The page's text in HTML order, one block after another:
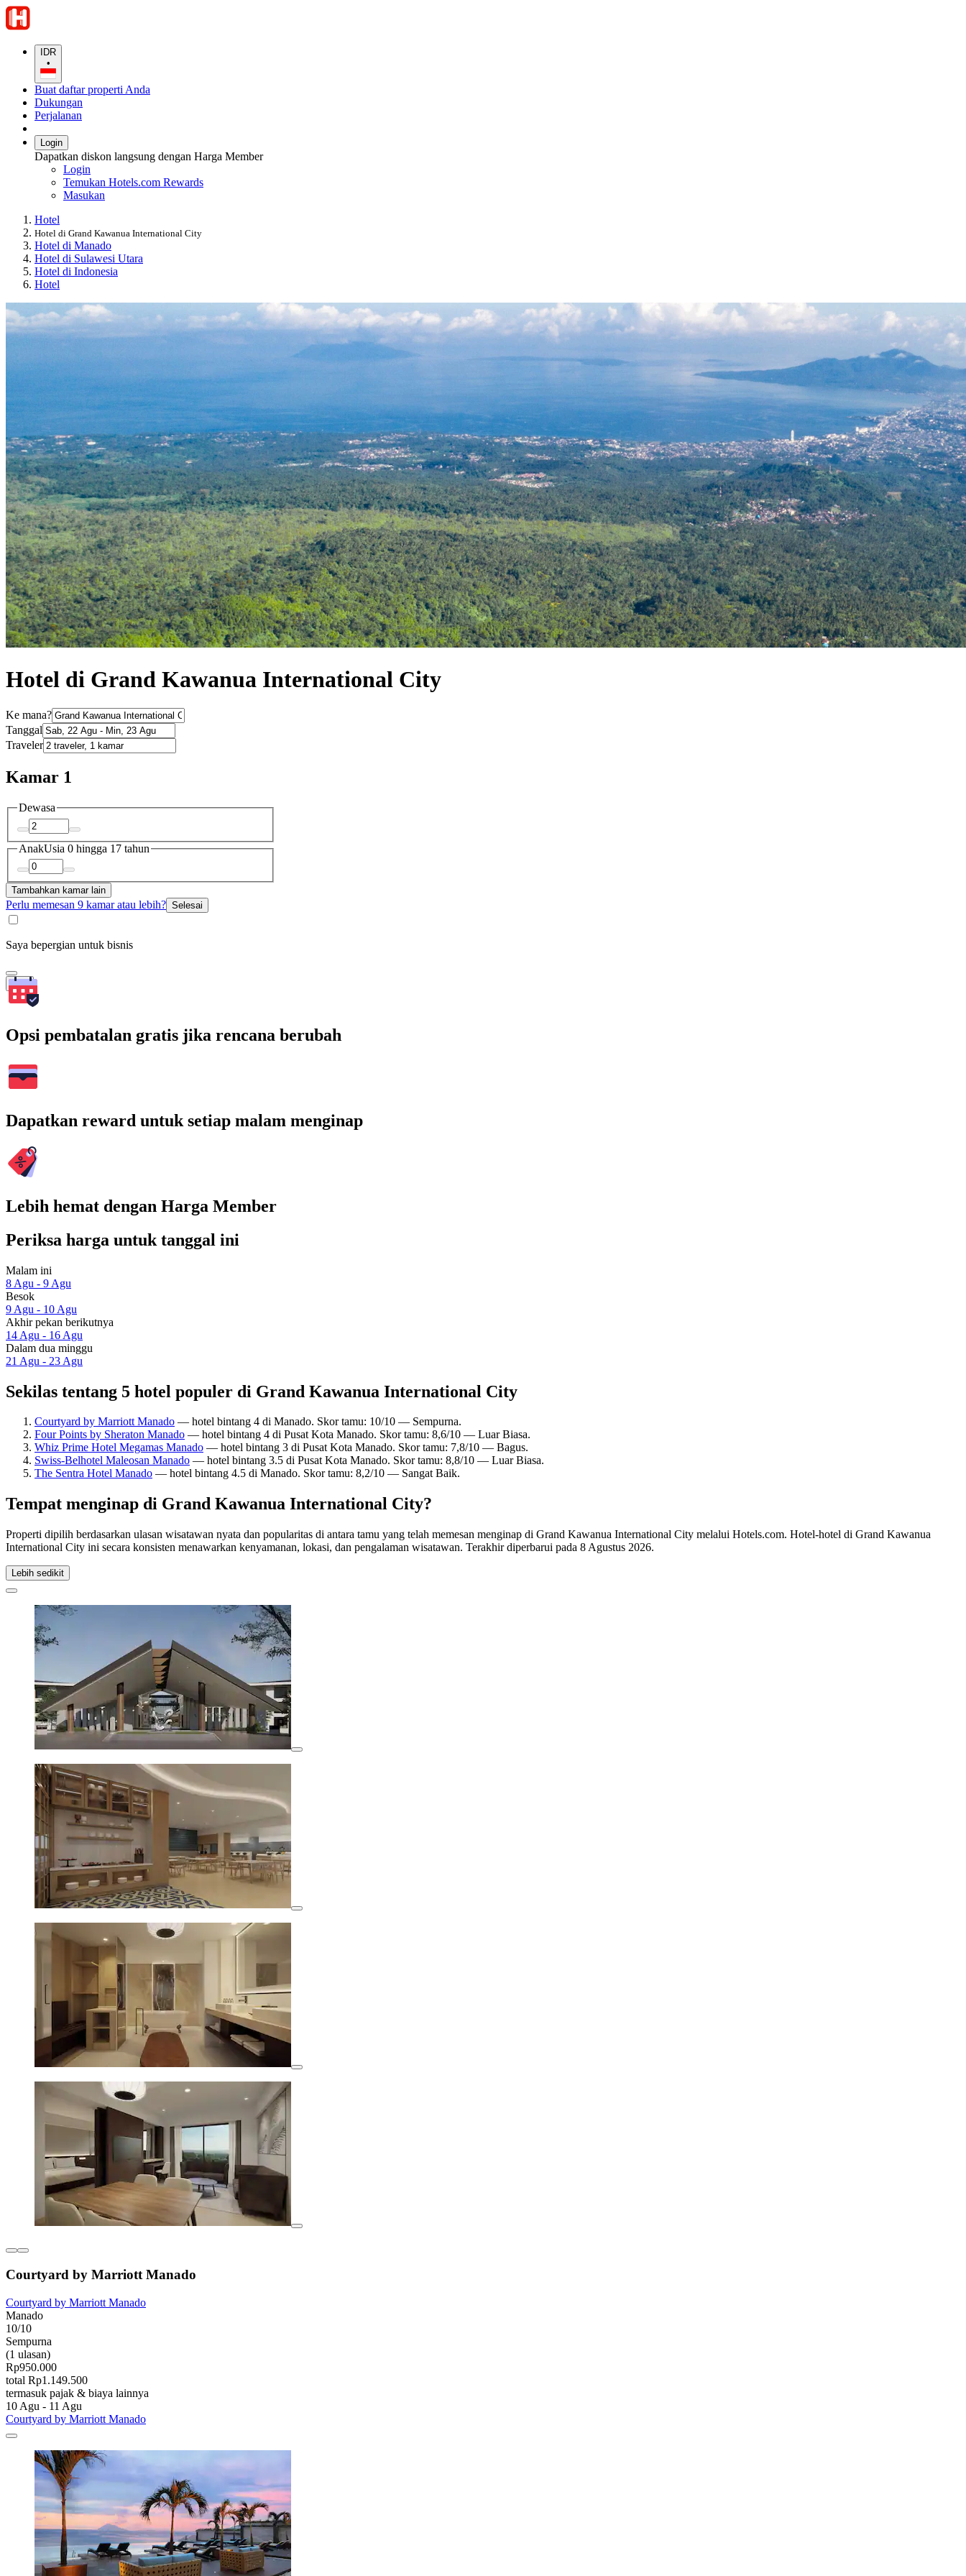
IDR
•
Buat daftar properti Anda
Dukungan
Perjalanan
Login
Dapatkan diskon langsung dengan Harga Member
Login
Temukan Hotels.com Rewards
Masukan
Hotel
Hotel di Grand Kawanua International City
Hotel di Manado
Hotel di Sulawesi Utara
Hotel di Indonesia
Hotel
Hotel di Grand Kawanua International City
Ke mana?
Tanggal
Traveler
Kamar 1
Dewasa
AnakUsia 0 hingga 17 tahun
Tambahkan kamar lain
Perlu memesan 9 kamar atau lebih? Selesai
Saya bepergian untuk bisnis
Cari
Opsi pembatalan gratis jika rencana berubah
Dapatkan reward untuk setiap malam menginap
Lebih hemat dengan Harga Member
Periksa harga untuk tanggal ini
Malam ini
8 Agu - 9 Agu
Besok
9 Agu - 10 Agu
Akhir pekan berikutnya
14 Agu - 16 Agu
Dalam dua minggu
21 Agu - 23 Agu
Sekilas tentang 5 hotel populer di Grand Kawanua International City
Courtyard by Marriott Manado — hotel bintang 4 di Manado. Skor tamu: 10/10 — Sempurna.
Four Points by Sheraton Manado — hotel bintang 4 di Pusat Kota Manado. Skor tamu: 8,6/10 — Luar Biasa.
Whiz Prime Hotel Megamas Manado — hotel bintang 3 di Pusat Kota Manado. Skor tamu: 7,8/10 — Bagus.
Swiss-Belhotel Maleosan Manado — hotel bintang 3.5 di Pusat Kota Manado. Skor tamu: 8,8/10 — Luar Biasa.
The Sentra Hotel Manado — hotel bintang 4.5 di Manado. Skor tamu: 8,2/10 — Sangat Baik.
Tempat menginap di Grand Kawanua International City?
Properti dipilih berdasarkan ulasan wisatawan nyata dan popularitas di antara tamu yang telah memesan menginap di Grand Kawanua International City melalui Hotels.com. Hotel-hotel di Grand Kawanua
International City ini secara konsisten menawarkan kenyamanan, lokasi, dan pengalaman wisatawan. Terakhir diperbarui pada 8 Agustus 2026.
Lebih sedikit
Courtyard by Marriott Manado
Courtyard by Marriott Manado
Manado
10/10
Sempurna
(1 ulasan)
Rp950.000
total Rp1.149.500
termasuk pajak & biaya lainnya
10 Agu - 11 Agu
Courtyard by Marriott Manado